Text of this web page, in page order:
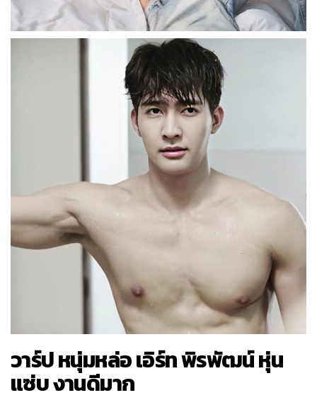
วาร์ปหนุ่มหล่อ เอิร์ท พิรพัฒน์ หุ่น
แซ่บ งานดีมาก